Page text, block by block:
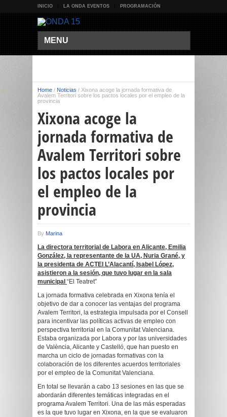
INICIO LA ONDA EVENTOS PROGRAMACIÓN
MENU
Home / Noticias / Xixona acoge la jornada formativa de
Avalem Territori sobre los pactos locales por el empleo de la
provincia
Xixona acoge la
jornada formativa de
Avalem Territori sobre
los pactos locales por
el empleo de la
provincia
By Marina
La directora territorial de Labora en Alicante, Emilia
González, la representante de la UA, Nuria Grané, y
la presidenta de ACTEI L’Alacantí, Isabel López,
asistieron a la sesión, que tuvo lugar en la sala
municipal “El Teatret”
La jornada formativa celebrada en Xixona tenía el
objetivo de dar a conocer las ventajas del programa
Avalem Territori, la estrategia impulsada por el Consell
para incentivar las políticas activas de empleo con
perspectiva territorial en la Comunitat Valenciana.
Estaba organizada por Labora y por las universidades
de València, Alicante y Castelló, que han puesto en
marcha un ciclo de jornadas formativas con la
colaboración de los diferentes acuerdos territoriales
por el empleo de la Comunitat Valenciana.
En total se llevarán a cabo 13 sesiones en las que se
abordarán diferentes temáticas integradas en el
programa Avalem Territori. Una de las más esperadas
es la que tuvo lugar en Xixona, en la que se evaluaron